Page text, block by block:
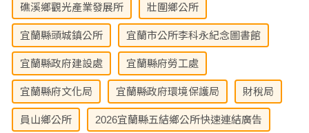
礁溪鄉觀光產業發展所 壯圍鄉公所
宜蘭縣頭城鎮公所 宜蘭市公所李科永紀念圖書館
宜蘭縣政府建設處 宜蘭縣府勞工處
宜蘭縣府文化局 宜蘭縣政府環境保護局 財稅局
員山鄉公所 2026宜蘭縣五結鄉公所快速連結廣告